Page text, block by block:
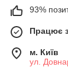
93%
Працює
м. Київ
ул.